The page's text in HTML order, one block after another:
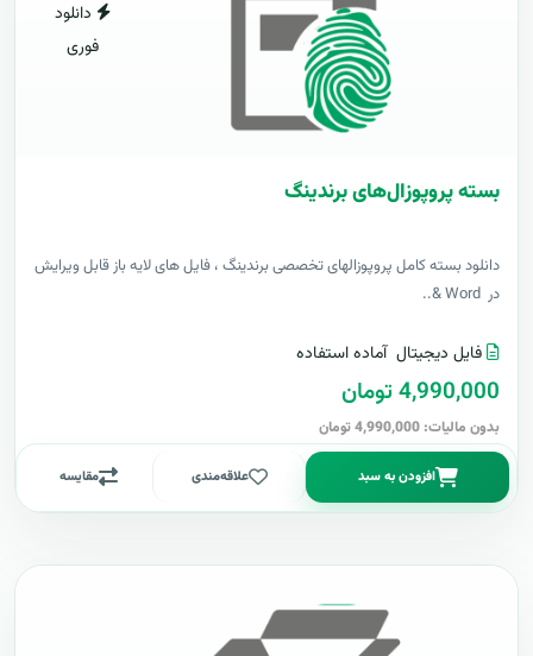
دانلود
فوری
بسته پروپوزال‌های برندینگ
دانلود بسته کامل پروپوزالهای تخصصی برندینگ ، فایل های لایه باز قابل ویرایش
در Word &..
فایل دیجیتال آماده استفاده
4,990,000 تومان
بدون مالیات: 4,990,000 تومان
افزودن به سبد علاقه‌مندی مقایسه